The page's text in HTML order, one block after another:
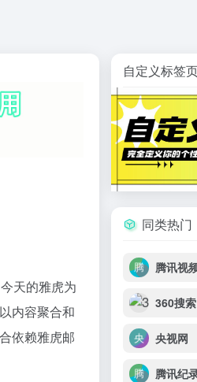
天的雅虎为
内容聚合和
依赖雅虎邮
自定义标签
同类热门
腾讯视
360搜索
央视网
腾讯纪